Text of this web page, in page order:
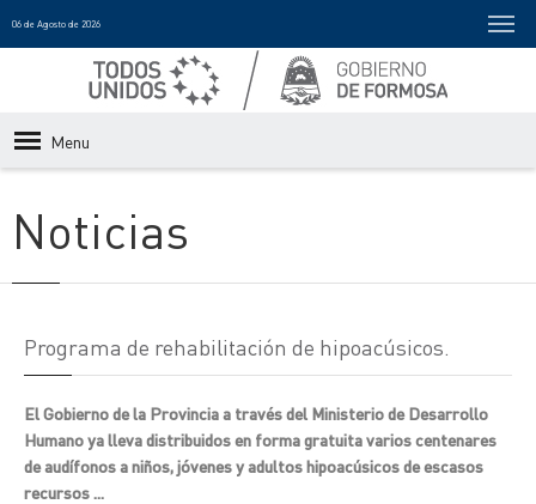
06 de Agosto de 2026
Menu
Noticias
Programa de rehabilitación de hipoacúsicos.
El Gobierno de la Provincia a través del Ministerio de Desarrollo
Humano ya lleva distribuidos en forma gratuita varios centenares
de audífonos a niños, jóvenes y adultos hipoacúsicos de escasos
recursos ...